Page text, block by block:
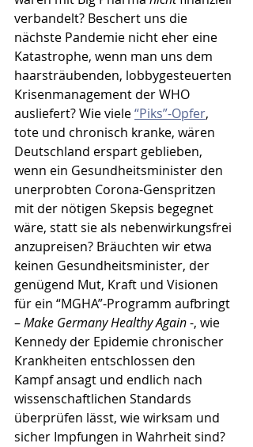
verbandelt? Beschert uns die
nächste Pandemie nicht eher eine
Katastrophe, wenn man uns dem
haarsträubenden, lobbygesteuerten
Krisenmanagement der WHO
ausliefert? Wie viele “Piks”-Opfer,
tote und chronisch kranke, wären
Deutschland erspart geblieben,
wenn ein Gesundheitsminister den
unerprobten Corona-Genspritzen
mit der nötigen Skepsis begegnet
wäre, statt sie als nebenwirkungsfrei
anzupreisen? Bräuchten wir etwa
keinen Gesundheitsminister, der
genügend Mut, Kraft und Visionen
für ein “MGHA”-Programm aufbringt
– Make Germany Healthy Again -, wie
Kennedy der Epidemie chronischer
Krankheiten entschlossen den
Kampf ansagt und endlich nach
wissenschaftlichen Standards
überprüfen lässt, wie wirksam und
sicher Impfungen in Wahrheit sind?